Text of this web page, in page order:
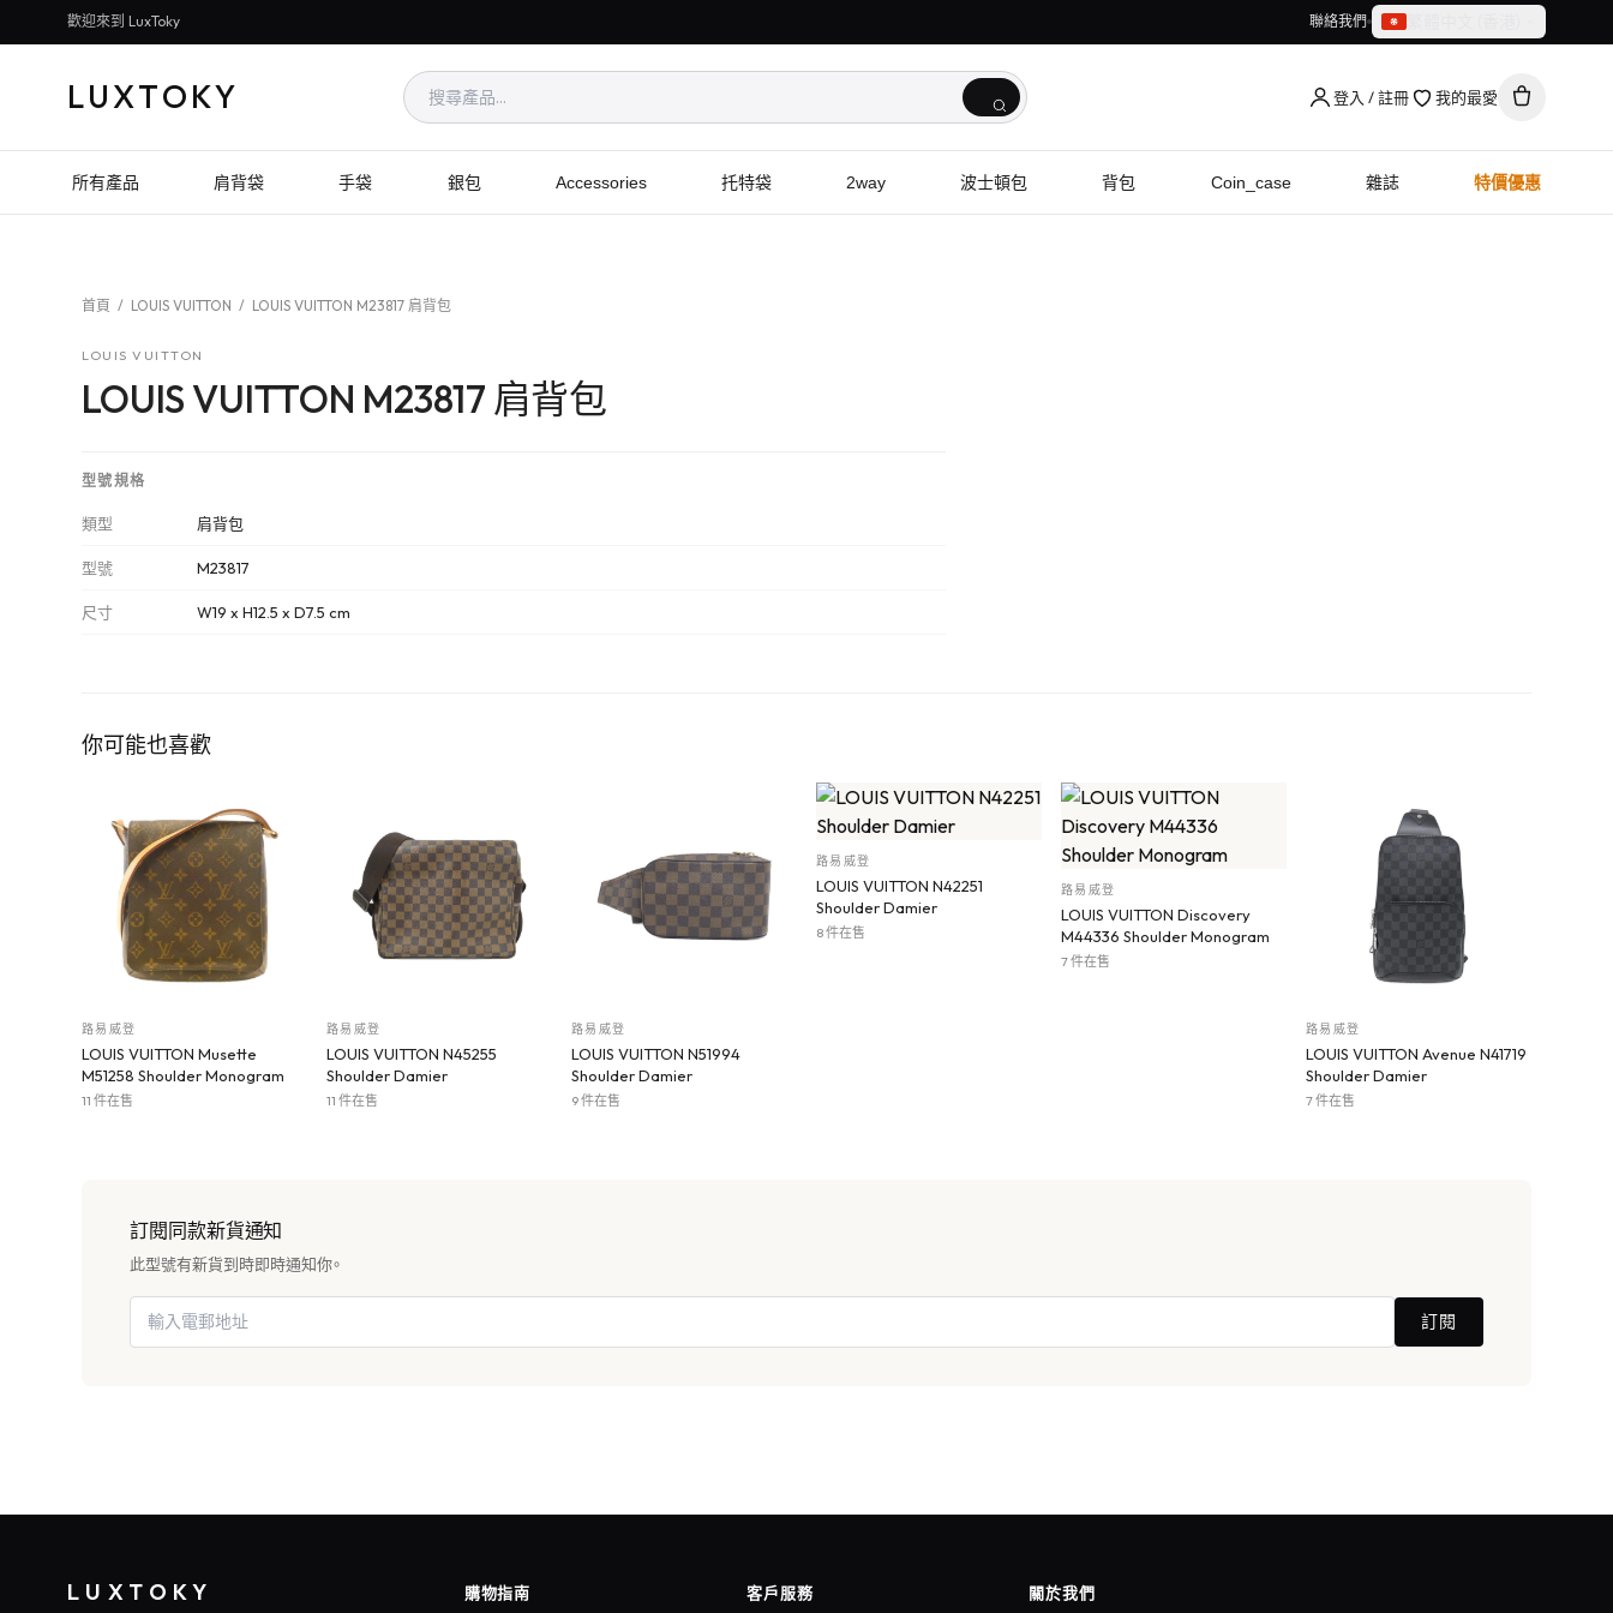
歡迎來到 LuxToky 聯絡我們
繁體中文（香港）
LUXTOKY 登入 / 註冊 我的最愛
所有產品 肩背袋 手袋 銀包 Accessories 托特袋 2way 波士頓包 背包 Coin_case 雜誌 特價優惠
首頁 / LOUIS VUITTON / LOUIS VUITTON M23817 肩背包
LOUIS VUITTON
LOUIS VUITTON M23817 肩背包
型號規格
類型 肩背包
型號 M23817
尺寸 W19 x H12.5 x D7.5 cm
你可能也喜歡
路易威登
LOUIS VUITTON Musette
M51258 Shoulder Monogram
11 件在售
路易威登
LOUIS VUITTON N45255
Shoulder Damier
11 件在售
路易威登
LOUIS VUITTON N51994
Shoulder Damier
9 件在售
路易威登
LOUIS VUITTON N42251
Shoulder Damier
8 件在售
路易威登
LOUIS VUITTON Discovery
M44336 Shoulder Monogram
7 件在售
路易威登
LOUIS VUITTON Avenue N41719
Shoulder Damier
7 件在售
訂閱同款新貨通知
此型號有新貨到時即時通知你。
訂閱
LUXTOKY 購物指南 客戶服務 關於我們